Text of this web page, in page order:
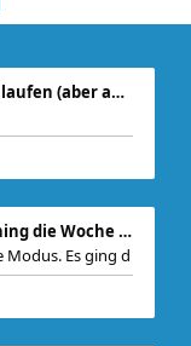
Re: Für alle, die Mittelstrecke laufen (aber auch
Re: Sub 3:20h mit 3-4 mal Training die Woche machb
Modus. Es ging d